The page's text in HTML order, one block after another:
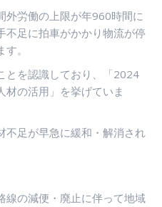
外労働の上限が年960時間に
不足に拍車がかかり物流が停
。
とを認識しており、「2024
の活用」を挙げていま
不足が早急に緩和・解消され
線の減便・廃止に伴って地域